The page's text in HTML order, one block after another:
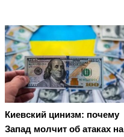
Киевский цинизм: почему
Запад молчит об атаках на